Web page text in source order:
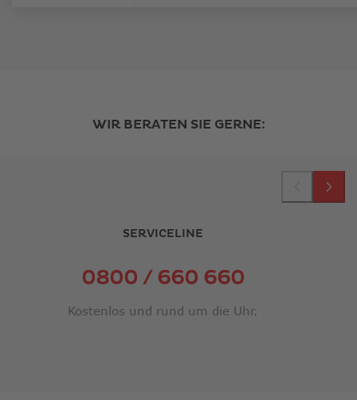
WIR BERATEN SIE GERNE:
SERVICELINE
0800 / 660 660
Kostenlos und rund um die Uhr.